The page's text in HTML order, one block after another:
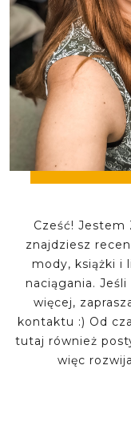
Cześć!
znajdziesz
mody, książki i
naciągania.
więcej,
kontaktu :) Od
tutaj również
więc